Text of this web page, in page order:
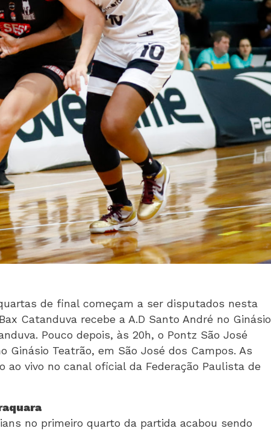
de final começam a ser disputados nesta
Catanduva recebe a A.D Santo André no Ginásio
Pouco depois, às 20h, o Pontz São José
Ginásio Teatrão, em São José dos Campos. As
vivo no canal oficial da Federação Paulista de
no primeiro quarto da partida acabou sendo